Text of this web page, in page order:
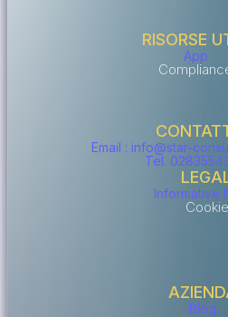
RISORSE
App
Email : info@star-
Tel.
Informative
Blog